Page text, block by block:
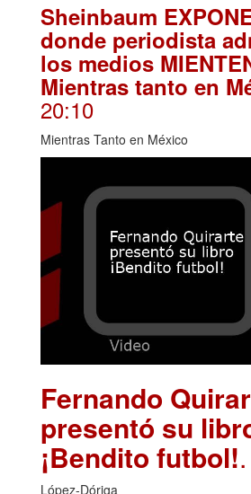
Sheinbaum
donde periodista
los medios
Mientras tanto en
20:10
Mientras Tanto en México
Fernando
presentó su
¡Bendito futbol!
López-Dóriga